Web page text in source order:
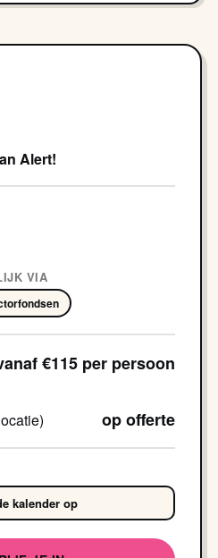
Alert!
VIA
€115 per persoon
op offerte
kalender op